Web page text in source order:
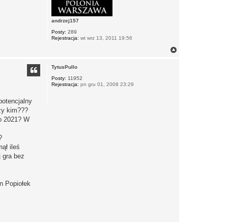
andrzej157
Posty: 289
Rejestracja: wt wrz 13, 2011 19:56
TytusPullo
Posty: 11952
Rejestracja: pn gru 01, 2008 23:29
kim???
2021? W
ileś
gra bez
Popiołek